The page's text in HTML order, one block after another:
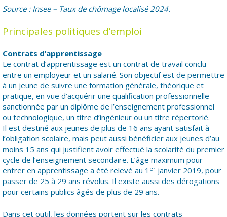
Source : Insee – Taux de chômage localisé 2024.
Principales politiques d’emploi
Contrats d’apprentissage
Le contrat d’apprentissage est un contrat de travail conclu
entre un employeur et un salarié. Son objectif est de permettre
à un jeune de suivre une formation générale, théorique et
pratique, en vue d’acquérir une qualification professionnelle
sanctionnée par un diplôme de l’enseignement professionnel
ou technologique, un titre d’ingénieur ou un titre répertorié.
Il est destiné aux jeunes de plus de 16 ans ayant satisfait à
l’obligation scolaire, mais peut aussi bénéficier aux jeunes d’au
moins 15 ans qui justifient avoir effectué la scolarité du premier
cycle de l’enseignement secondaire. L’âge maximum pour
entrer en apprentissage a été relevé au 1 er janvier 2019, pour
passer de 25 à 29 ans révolus. Il existe aussi des dérogations
pour certains publics âgés de plus de 29 ans.
Dans cet outil, les données portent sur les contrats